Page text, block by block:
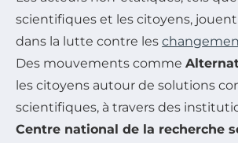
scientifiques et les citoyens,
dans la lutte contre les
Des mouvements comme
les citoyens autour de solutions
scientifiques, à travers des
Centre national de la recherche